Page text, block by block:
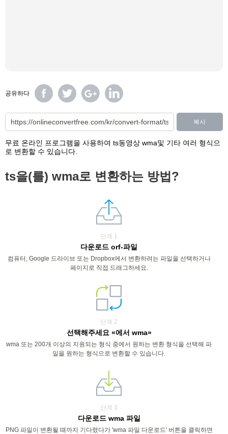
공유하다
복사
무료 온라인 프로그램을 사용하여 ts동영상 wma및 기타 여러 형식으
로 변환할 수 있습니다.
ts을(를) wma로 변환하는 방법?
단계 1
다운로드 orf-파일
컴퓨터, Google 드라이브 또는 Dropbox에서 변환하려는 파일을 선택하거나
페이지로 직접 드래그하세요.
단계 2
선택해주세요 «에서 wma»
wma 또는 200개 이상의 지원되는 형식 중에서 원하는 변환 형식을 선택해 파
일을 원하는 형식으로 변환할 수 있습니다.
단계 3
다운로드 wma 파일
PNG 파일이 변환될 때까지 기다렸다가 'wma 파일 다운로드' 버튼을 클릭하면